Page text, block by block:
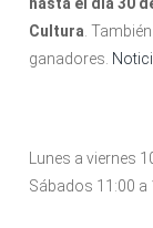
Cultura .
ganadores.
Lunes a viernes
Sábados 11:00 a